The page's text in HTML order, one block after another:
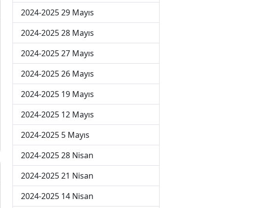
2024-2025 29 Mayıs
2024-2025 28 Mayıs
2024-2025 27 Mayıs
2024-2025 26 Mayıs
2024-2025 19 Mayıs
2024-2025 12 Mayıs
2024-2025 5 Mayıs
2024-2025 28 Nisan
2024-2025 21 Nisan
2024-2025 14 Nisan